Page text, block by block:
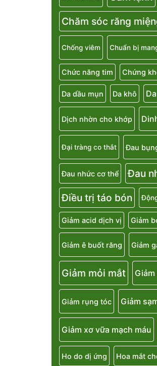
Chăm sóc răng
Chống viêm Chuẩn bị
Chức năng tim Chứng
Da dầu mụn Da khô
Dịch nhờn cho khớp
Đại tràng co thắt Đau
Đau nhức cơ thể Đau
Điều trị táo bón
Giảm acid dịch vị Giảm
Giảm ê buốt răng Giảm
Giảm mỏi mắt
Giảm rụng tóc Giảm
Giảm xơ vữa mạch máu
Ho do dị ứng Hoa mắt